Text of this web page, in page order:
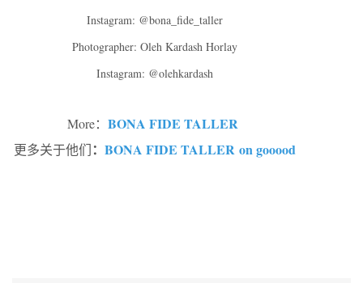
Instagram: @bona_fide_taller
Photographer: Oleh Kardash Horlay
Instagram: @olehkardash
More： BONA FIDE TALLER
更多关于他们： BONA FIDE TALLER on gooood